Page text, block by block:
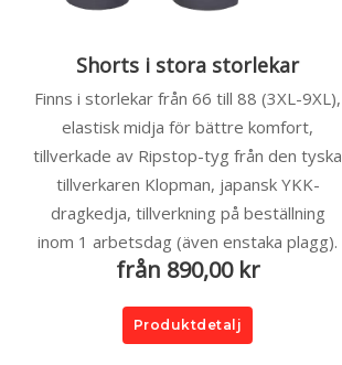
Shorts i stora storlekar
Finns i storlekar från 66 till 88 (3XL-9XL),
elastisk midja för bättre komfort,
tillverkade av Ripstop-tyg från den tyska
tillverkaren Klopman, japansk YKK-
dragkedja, tillverkning på beställning
inom 1 arbetsdag (även enstaka plagg).
från 890,00 kr
Produktdetalj